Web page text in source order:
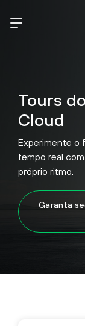
Tours
Cloud
Experimente o
tempo real
próprio ritmo.
Garanta